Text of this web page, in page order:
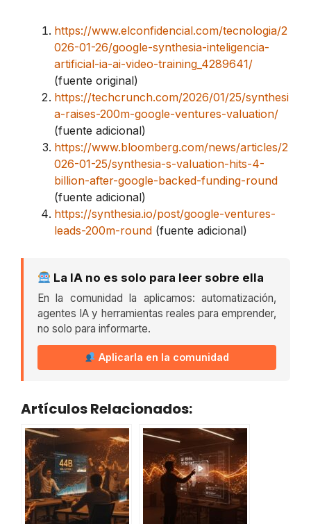
https://www.elconfidencial.com/tecnologia/2
026-01-26/google-synthesia-inteligencia-
artificial-ia-ai-video-training_4289641/
(fuente original)
https://techcrunch.com/2026/01/25/synthesi
a-raises-200m-google-ventures-valuation/
(fuente adicional)
https://www.bloomberg.com/news/articles/2
026-01-25/synthesia-s-valuation-hits-4-
billion-after-google-backed-funding-round
(fuente adicional)
https://synthesia.io/post/google-ventures-
leads-200m-round (fuente adicional)
La IA no es solo para leer sobre ella
En la comunidad la aplicamos: automatización,
agentes IA y herramientas reales para emprender,
no solo para informarte.
Aplicarla en la comunidad
Artículos Relacionados: